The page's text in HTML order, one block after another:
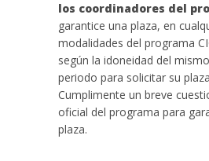
los coordinadores del
garantice una plaza, en
modalidades del programa
según la idoneidad del
periodo para solicitar su
Cumplimente un breve
oficial del programa para
plaza.